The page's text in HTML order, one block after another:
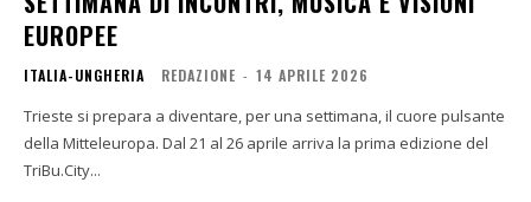
EUROPEE
ITALIA-UNGHERIA REDAZIONE - 14 APRILE 2026
Trieste si prepara a diventare, per una settimana, il cuore pulsante
della Mitteleuropa. Dal 21 al 26 aprile arriva la prima edizione del
TriBu.City...